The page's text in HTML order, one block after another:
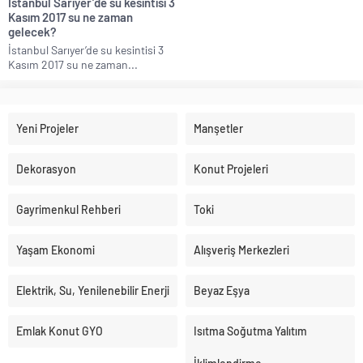
Kasım 2017 su ne zaman
gelecek?
İstanbul Sarıyer’de su kesintisi 3
Kasım 2017 su ne zaman...
Yeni Projeler Manşetler
Dekorasyon Konut Projeleri
Gayrimenkul Rehberi Toki
Yaşam Ekonomi Alışveriş Merkezleri
Elektrik, Su, Yenilenebilir Enerji Beyaz Eşya
Emlak Konut GYO Isıtma Soğutma Yalıtım